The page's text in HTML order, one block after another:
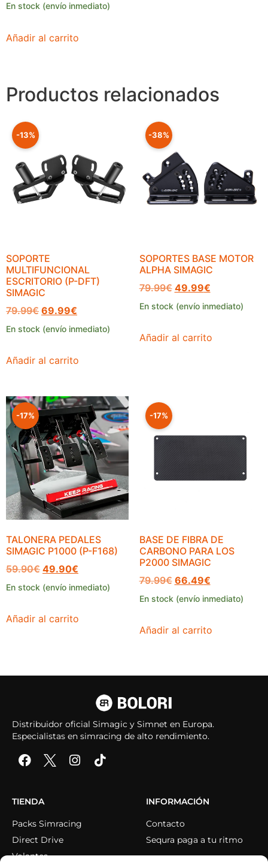
En stock (envío inmediato)
Añadir al carrito
Productos relacionados
-13%
SOPORTE
MULTIFUNCIONAL
ESCRITORIO (P-DFT)
SIMAGIC
79.99€ 69.99€
En stock (envío inmediato)
Añadir al carrito
-38%
SOPORTES BASE MOTOR
ALPHA SIMAGIC
79.99€ 49.99€
En stock (envío inmediato)
Añadir al carrito
-17%
TALONERA PEDALES
SIMAGIC P1000 (P-F168)
59.90€ 49.90€
En stock (envío inmediato)
Añadir al carrito
-17%
BASE DE FIBRA DE
CARBONO PARA LOS
P2000 SIMAGIC
79.99€ 66.49€
En stock (envío inmediato)
Añadir al carrito
Distribuidor oficial Simagic y Simnet en Europa.
Especialistas en simracing de alto rendimiento.
TIENDA
Packs Simracing
Direct Drive
Volantes
INFORMACIÓN
Contacto
Sequra paga a tu ritmo